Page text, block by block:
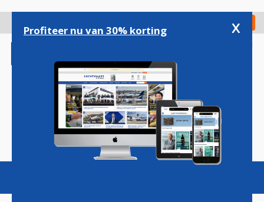
gaan
Check in
Magazine Podcasts Vacatures
Profiteer nu van 30% korting x